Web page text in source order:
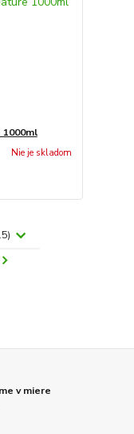
Nie je skladom
v miere